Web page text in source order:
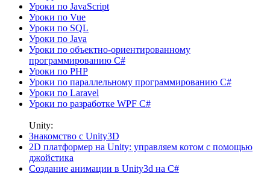
Уроки по JavaScript
Уроки по Vue
Уроки по SQL
Уроки по Java
Уроки по объектно-ориентированному
программированию C#
Уроки по PHP
Уроки по параллельному программированию C#
Уроки по Laravel
Уроки по разработке WPF C#
Unity:
Знакомство с Unity3D
2D платформер на Unity: управляем котом с помощью
джойстика
Создание анимации в Unity3d на C#